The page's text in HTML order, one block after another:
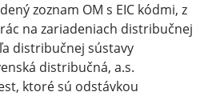
zoznam OM s EIC kódmi, z
na zariadeniach distribučnej
distribučnej sústavy
distribučná, a.s.
ktoré sú odstávkou